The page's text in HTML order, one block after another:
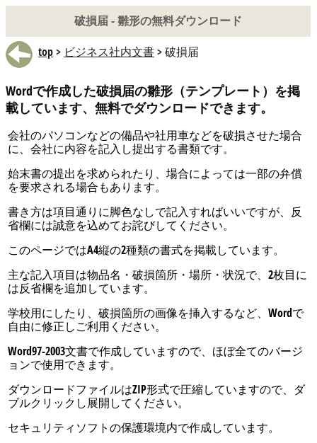
破損届 - 雛形の無料ダウンロード
top> ビジネス社内文書> 破損届
Wordで作成した破損届の雛形（テンプレート）を掲
載しています、無料でダウンロードできます。
会社のパソコンなどの備品や社用車などを破損させた場合
に、会社に内容を記入し提出する書類です。
始末書の提出を求められたり、場合によっては一部の弁償
を要求される場合もあります。
書き方は項目通りに脚色なしで記入すればいいですが、反
省欄には誠意を込めてお詫びしてください。
このページではA4縦の2種類の書式を掲載しています。
主な記入項目は物品名・破損箇所・場所・状況で、2枚目に
は反省欄を追加しています。
学校用にしたり、破損箇所の画像を挿入するなど、Wordで
自由に修正しご利用ください。
Word97-2003文書で作成していますので、ほぼ全てのバージ
ョンで使用できます。
ダウンロードファイルはZIP形式で圧縮していますので、ダ
ブルクリックし展開してください。
セキュリティソフトの保護環境内で作成しています。